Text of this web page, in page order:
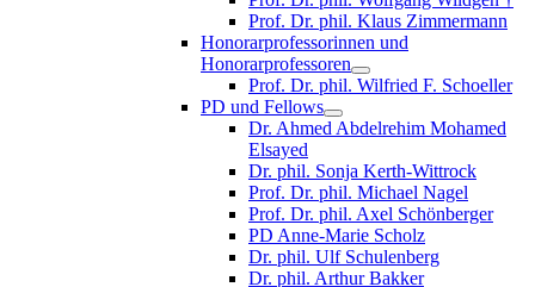
Prof. Dr. phil. Klaus Zimmermann
Honorarprofessorinnen und
Honorarprofessoren
Prof. Dr. phil. Wilfried F. Schoeller
PD und Fellows
Dr. Ahmed Abdelrehim Mohamed
Elsayed
Dr. phil. Sonja Kerth-Wittrock
Prof. Dr. phil. Michael Nagel
Prof. Dr. phil. Axel Schönberger
PD Anne-Marie Scholz
Dr. phil. Ulf Schulenberg
Dr. phil. Arthur Bakker